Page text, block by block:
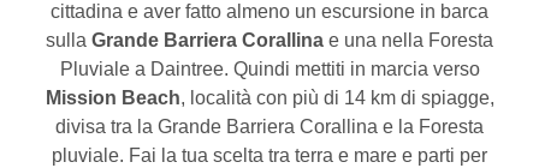
cittadina e aver fatto almeno un escursione in barca
sulla Grande Barriera Corallina e una nella Foresta
Pluviale a Daintree. Quindi mettiti in marcia verso
Mission Beach, località con più di 14 km di spiagge,
divisa tra la Grande Barriera Corallina e la Foresta
pluviale. Fai la tua scelta tra terra e mare e parti per